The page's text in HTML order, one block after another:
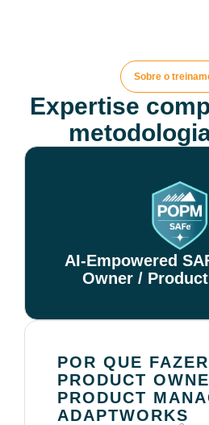
Sobre o
Expertise
AI-Empowered
Owner /
POR QUE
PRODUCT
PRODUCT
ADAPTWORKS